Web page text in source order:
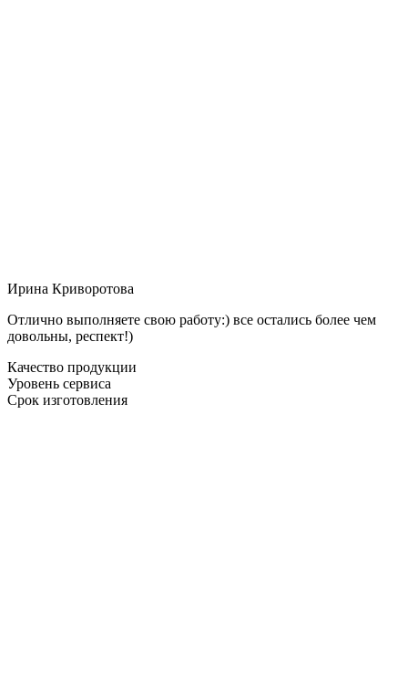
Ирина Криворотова
Отлично выполняете свою работу:) все остались более чем
довольны, респект!)
Качество продукции
Уровень сервиса
Срок изготовления